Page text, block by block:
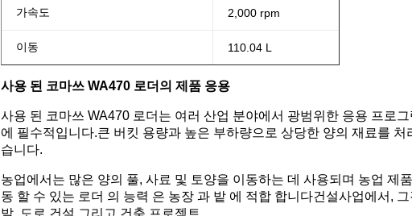
가속도 2,000 rpm
이동 110.04 L
사용 된 코마쓰 WA470 로더의 제품 응용
사용 된 코마쓰 WA470 로더는 여러 산업 분야에서 광범위한 응용 프로
에 필수적입니다.큰 버킷 용량과 높은 부하량으로 상당한 양의 재료를
습니다.
농업에서는 많은 양의 풀, 사료 및 토양을 이동하는 데 사용되며 농업 제
동 할 수 있는 로더 의 능력 은 농장 과 밭 에 적합 합니다건설사업에서,
발, 도로 건설,그리고 건축 프로젝트.